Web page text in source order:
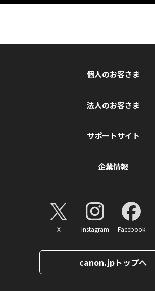
個人のお客さま
法人のお客さま
サポートサイト
企業情報
X Instagram Facebook
canon.jpトップへ